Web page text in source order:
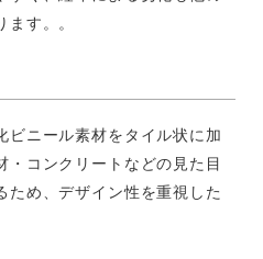
す。。
ビニール素材をタイル状に加
コンクリートなどの見た目
め、デザイン性を重視した